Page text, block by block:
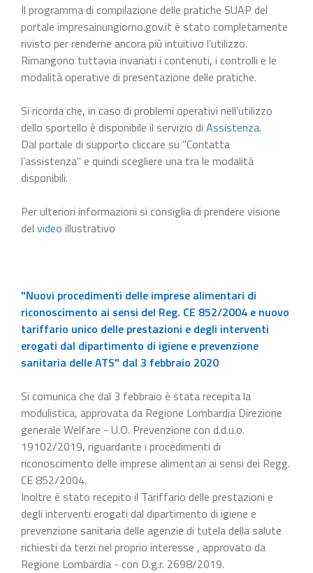
Il programma di compilazione delle pratiche SUAP del
portale impresainungiorno.gov.it è stato completamente
rivisto per renderne ancora più intuitivo l’utilizzo.
Rimangono tuttavia invariati i contenuti, i controlli e le
modalità operative di presentazione delle pratiche.
Si ricorda che, in caso di problemi operativi nell’utilizzo
dello sportello è disponibile il servizio di Assistenza.
Dal portale di supporto cliccare su "Contatta
l’assistenza" e quindi scegliere una tra le modalità
disponibili.
Per ulteriori informazioni si consiglia di prendere visione
del video illustrativo
"Nuovi procedimenti delle imprese alimentari di
riconoscimento ai sensi del Reg. CE 852/2004 e nuovo
tariffario unico delle prestazioni e degli interventi
erogati dal dipartimento di igiene e prevenzione
sanitaria delle ATS" dal 3 febbraio 2020
Si comunica che dal 3 febbraio è stata recepita la
modulistica, approvata da Regione Lombardia Direzione
generale Welfare - U.O. Prevenzione con d.d.u.o.
19102/2019, riguardante i procedimenti di
riconoscimento delle imprese alimentari ai sensi dei Regg.
CE 852/2004.
Inoltre è stato recepito il Tariffario delle prestazioni e
degli interventi erogati dal dipartimento di igiene e
prevenzione sanitaria delle agenzie di tutela della salute
richiesti da terzi nel proprio interesse , approvato da
Regione Lombardia - con D.g.r. 2698/2019.